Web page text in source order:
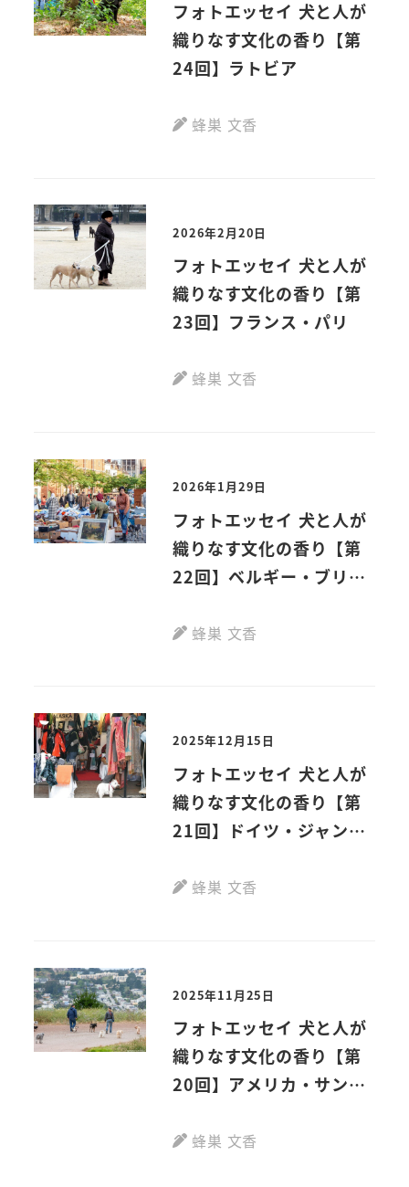
フォトエッセイ 犬と人が
織りなす文化の香り【第
24回】ラトビア
蜂巣 文香
2026年2月20日
フォトエッセイ 犬と人が
織りなす文化の香り【第
23回】フランス・パリ
蜂巣 文香
2026年1月29日
フォトエッセイ 犬と人が
織りなす文化の香り【第
22回】ベルギー・ブリュ
蜂巣 文香
2025年12月15日
フォトエッセイ 犬と人が
織りなす文化の香り【第
21回】ドイツ・ジャンダ
蜂巣 文香
2025年11月25日
フォトエッセイ 犬と人が
織りなす文化の香り【第
20回】アメリカ・サンフ
ハイツパーク
蜂巣 文香